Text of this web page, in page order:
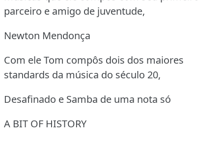
parceiro e amigo de juventude,
Newton Mendonça
Com ele Tom compôs dois dos maiores
standards da música do século 20,
Desafinado e Samba de uma nota só
A BIT OF HISTORY